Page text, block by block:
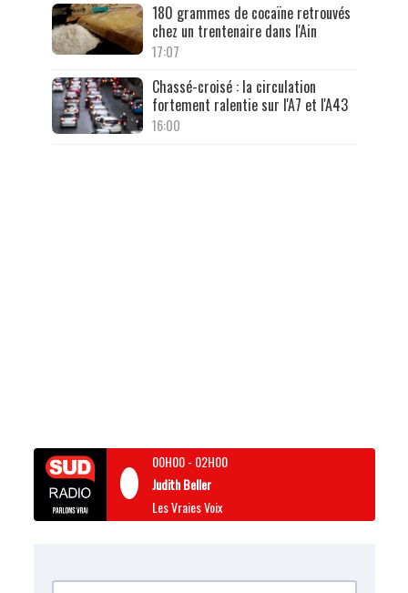
180 grammes de cocaïne retrouvés
chez un trentenaire dans l'Ain
17:07
Chassé-croisé : la circulation
fortement ralentie sur l'A7 et l'A43
16:00
00H00- 02H00
Judith Beller
Les Vraies Voix